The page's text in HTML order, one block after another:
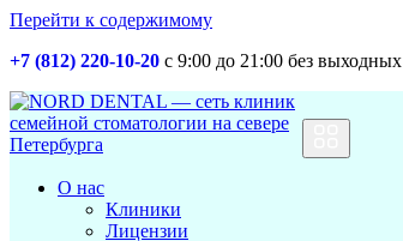
Перейти к содержимому
+7 (812) 220-10-20 с 9:00 до 21:00 без выходных
Основная
навигация
О нас
Клиники
Лицензии